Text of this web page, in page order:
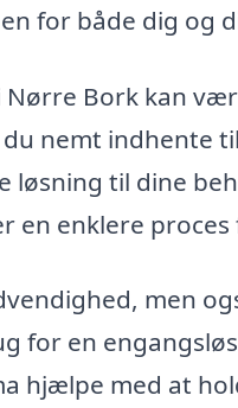
for både dig og
Bork kan
du nemt indhente
løsning til dine
en enklere proces
men
for en
hjælpe med at